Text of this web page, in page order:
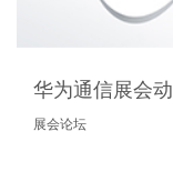
华为通信展会
展会论坛